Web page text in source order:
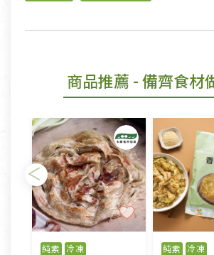
商品推薦 - 備齊食材
純素 冷凍 純素 冷凍